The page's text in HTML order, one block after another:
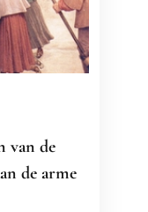
van de
de arme